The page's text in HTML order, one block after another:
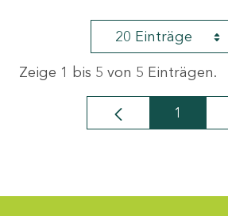
20 Einträge
Zeige 1 bis 5 von 5 Einträgen.
Seite
1